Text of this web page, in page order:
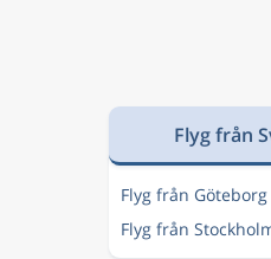
Flyg från
Flyg från
Flyg från